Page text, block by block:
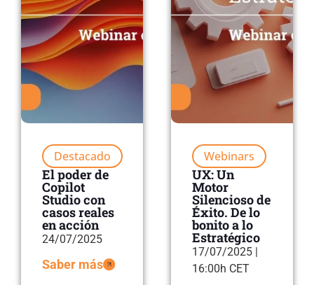
Destacado
El poder de
Copilot
Studio con
casos reales
en acción
24/07/2025
Saber más
Webinars
UX: Un
Motor
Silencioso de
Éxito. De lo
bonito a lo
Estratégico
17/07/2025 |
16:00h CET